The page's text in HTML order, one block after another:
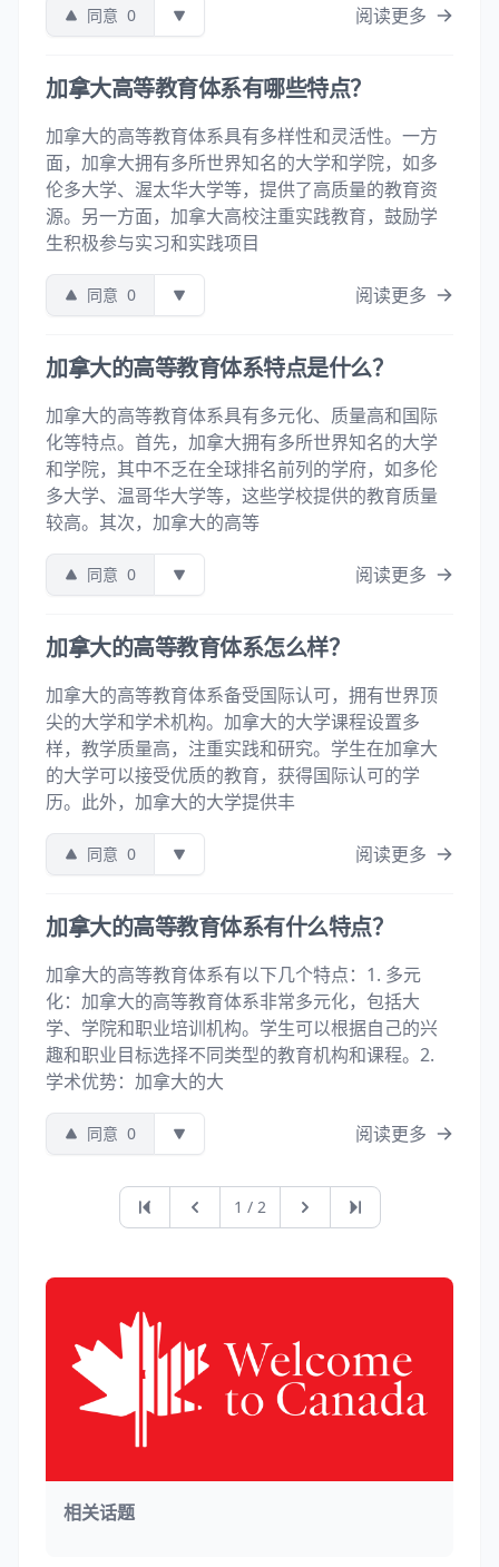
同意 0 阅读更多
加拿大高等教育体系有哪些特点？
加拿大的高等教育体系具有多样性和灵活性。一方
面，加拿大拥有多所世界知名的大学和学院，如多
伦多大学、渥太华大学等，提供了高质量的教育资
源。另一方面，加拿大高校注重实践教育，鼓励学
生积极参与实习和实践项目
同意 0 阅读更多
加拿大的高等教育体系特点是什么？
加拿大的高等教育体系具有多元化、质量高和国际
化等特点。首先，加拿大拥有多所世界知名的大学
和学院，其中不乏在全球排名前列的学府，如多伦
多大学、温哥华大学等，这些学校提供的教育质量
较高。其次，加拿大的高等
同意 0 阅读更多
加拿大的高等教育体系怎么样？
加拿大的高等教育体系备受国际认可，拥有世界顶
尖的大学和学术机构。加拿大的大学课程设置多
样，教学质量高，注重实践和研究。学生在加拿大
的大学可以接受优质的教育，获得国际认可的学
历。此外，加拿大的大学提供丰
同意 0 阅读更多
加拿大的高等教育体系有什么特点？
加拿大的高等教育体系有以下几个特点：1. 多元
化：加拿大的高等教育体系非常多元化，包括大
学、学院和职业培训机构。学生可以根据自己的兴
趣和职业目标选择不同类型的教育机构和课程。2.
学术优势：加拿大的大
同意 0 阅读更多
第一页 上一页 1 / 2 下一页 最后一页
相关话题